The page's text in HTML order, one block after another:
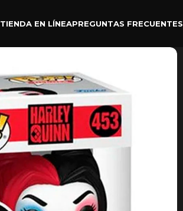
TIENDA EN LÍNEAPREGUNTAS FRECUENTES